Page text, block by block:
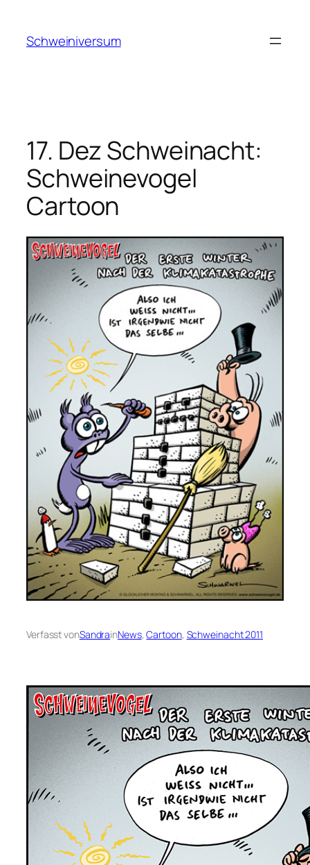
springen
Schweiniversum
17. Dez Schweinacht:
Schweinevogel
Cartoon
Verfasst vonSandrainNews, Cartoon, Schweinacht 2011